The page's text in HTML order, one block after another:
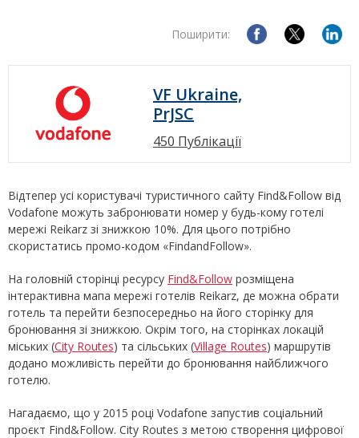
Поширити:
VF Ukraine,
PrJSC
450 Публікації
Відтепер усі користувачі туристичного сайту Find&Follow від
Vodafone можуть забронювати номер у будь-кому готелі
мережі Reikarz зі знижкою 10%. Для цього потрібно
скористатись промо-кодом «FindandFollow».
На головній сторінці ресурсу Find&Follow розміщена
інтерактивна мапа мережі готелів Reikarz, де можна обрати
готель та перейти безпосередньо на його сторінку для
бронювання зі знижкою. Окрім того, на сторінках локацій
міських (City Routes) та сільських (Village Routes) маршрутів
додано можливість перейти до бронювання найближчого
готелю.
Нагадаємо, що у 2015 році Vodafone запустив соціальний
проєкт Find&Follow. City Routes з метою створення цифрової